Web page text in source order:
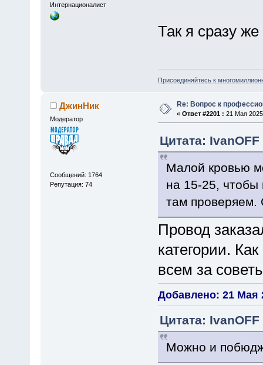
Интернационалист
Так я сразу
Присоединяйтесь к
ДжинНик
Модератор
Сообщений: 1764
Репутация: 74
Re: Вопрос к
« Ответ #2201 : 21 Мая
Цитата:
Малой кровью
на 15-25, чтобы
там
Провод
категории.
всем за
Добавлено: 21 Мая
Цитата:
Можно и